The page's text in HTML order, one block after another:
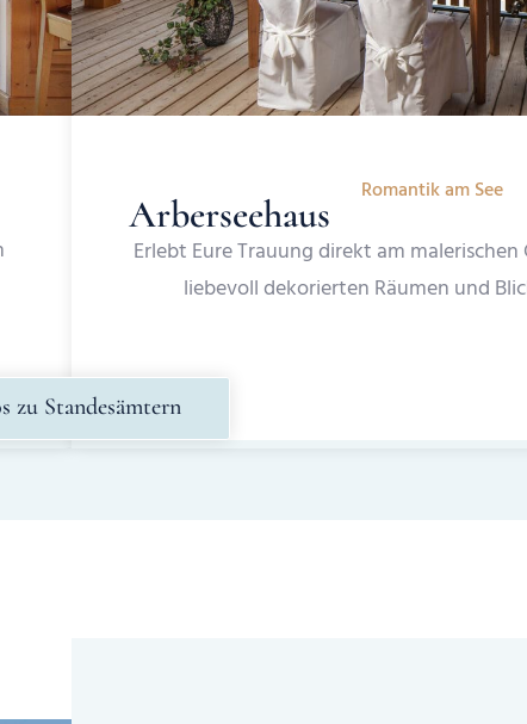
Romantik am See
Arberseehaus
Erlebt Eure Trauung direkt am
liebevoll dekorierten Räumen und
zu Standesämtern